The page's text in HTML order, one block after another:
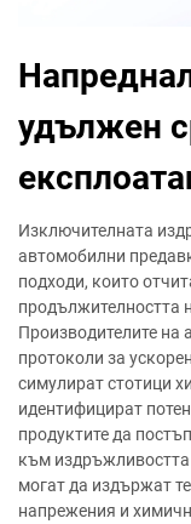
удължен
Изключителната
автомобилни
подходи, които
продължителността
Производителите на
протоколи за
симулират стотици
идентифицират
продуктите да
към издръжливостта
могат да издържат
напрежения и